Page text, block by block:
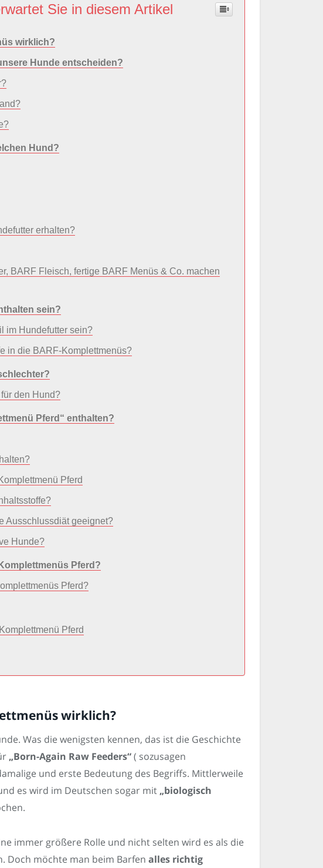
Sie in diesem Artikel
wirklich?
Hunde entscheiden?
Hund?
erhalten?
BARF Fleisch, fertige BARF Menüs & Co. machen
sein?
im Hundefutter sein?
in die BARF-Komplettmenüs?
den Hund?
Pferd“ enthalten?
Pferd
Ausschlussdiät geeignet?
Hunde?
Pferd?
Pferd?
Pferd
wirklich?
Was die wenigsten kennen, das ist die Geschichte
„Born-Again Raw Feeders“( sozusagen
und erste Bedeutung des Begriffs. Mittlerweile
es wird im Deutschen sogar mit „biologisch
immer größere Rolle und nicht selten wird es als die
Doch möchte man beim Barfen alles richtig